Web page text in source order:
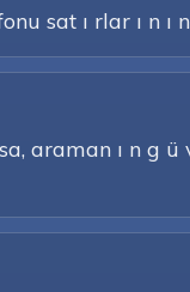
sat ı rlar ı n ı
araman ı n g